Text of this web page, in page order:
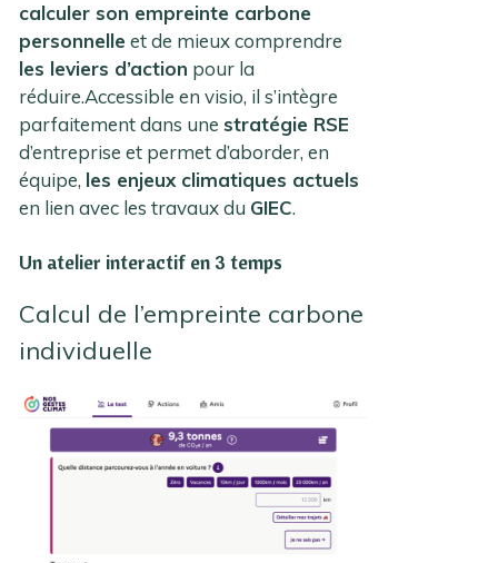
calculer son empreinte carbone
personnelle et de mieux comprendre
les leviers d’action pour la
réduire.Accessible en visio, il s’intègre
parfaitement dans unestratégie RSE
d’entreprise et permet d’aborder, en
équipe, les enjeux climatiques actuels
en lien avec les travaux du GIEC.
Un atelier interactif en 3 temps
Calcul de l’empreinte carbone
individuelle